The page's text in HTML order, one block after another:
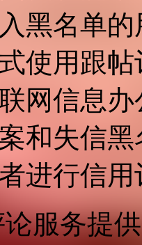
黑名单
使用跟
网信息
和失信
进行信用
服务提